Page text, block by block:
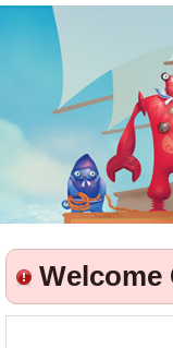
Welcome